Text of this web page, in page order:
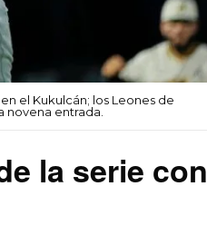
el Kukulcán; los Leones de
novena entrada.
la serie con